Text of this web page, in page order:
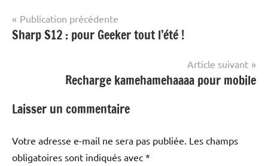
Navigation
de
Publication précédente
Sharp S12 : pour Geeker tout l’été !
Article suivant
Recharge kamehamehaaaa pour mobile
Laisser un commentaire
Votre adresse e-mail ne sera pas publiée. Les champs
obligatoires sont indiqués avec *